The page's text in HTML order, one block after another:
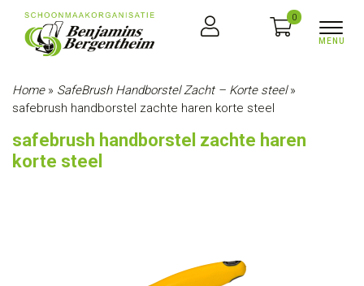
0
Home» SafeBrush Handborstel Zacht – Korte steel»
safebrush handborstel zachte haren korte steel
safebrush handborstel zachte haren
korte steel